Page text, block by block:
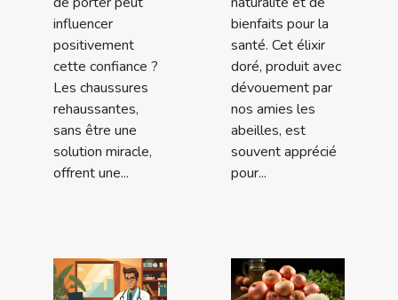
influencer
positivement
cette confiance ?
Les chaussures
rehaussantes,
sans être une
solution miracle,
offrent une...
bienfaits pour la
santé. Cet élixir
doré, produit avec
dévouement par
nos amies les
abeilles, est
souvent apprécié
pour...